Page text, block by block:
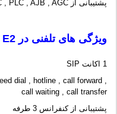
پشتیبانی از VAD , CNG , AEC , PLC , AJB , AGC
ویژگی های تلفنی در E2
1 اکانت SIP
dial , hotline , call forward ,
call waiting , call transfer
پشتیبانی از کنفرانس 3 طرفه